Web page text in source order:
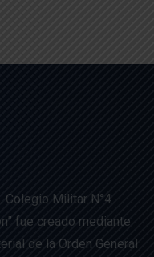
Colegio Militar N°4
fue creado mediante
de la Orden General